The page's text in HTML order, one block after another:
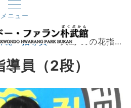
メニュー
範・指導員 大島 のの花指導員（2段）
員（2段）